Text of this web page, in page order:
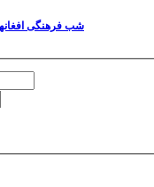
شب فرهنگی